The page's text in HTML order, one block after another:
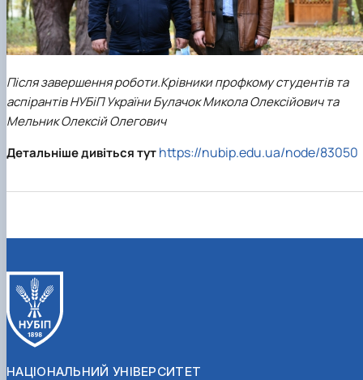
Після завершення роботи.Крівники профкому студентів та
аспірантів НУБіП України Булачок Микола Олексійович та
Мельник Олексій Олегович
Детальніше дивіться тутhttps://nubip.edu.ua/node/83050
НАЦІОНАЛЬНИЙ УНІВЕРСИТЕТ